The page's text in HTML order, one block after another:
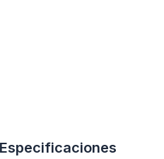
Especificaciones